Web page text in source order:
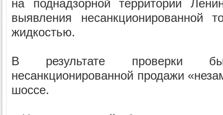
на поднадзорной территории
выявления несанкционированной
жидкостью.
В результате проверки
несанкционированной продажи
шоссе.